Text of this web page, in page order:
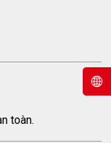
toàn.